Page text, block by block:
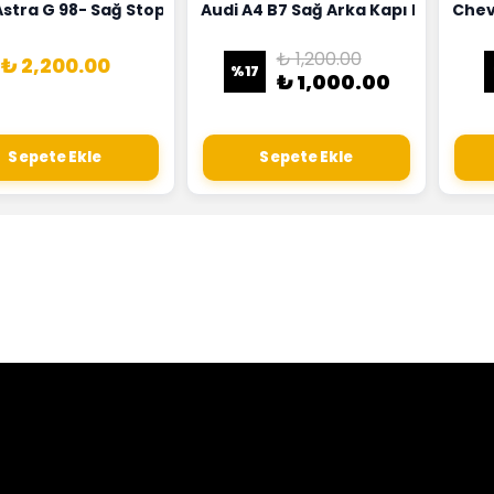
Rapro Marka 96591464
G 98- Sağ Stop Lambası Depo Marka 6223020
₺ 2,200.00
Sepete Ekle
Audi A4 B7 Sağ Arka Kapı Kilit
%17 ₺ 1,200.00
₺ 1,000.00
Sepete Ekle